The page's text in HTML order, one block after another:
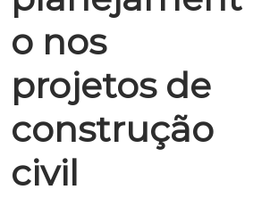
o nos
projetos de
construção
civil